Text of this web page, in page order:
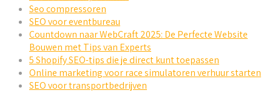
Seo compressoren
SEO voor eventbureau
Countdown naar WebCraft 2025: De Perfecte Website
Bouwen met Tips van Experts
5 Shopify SEO-tips die je direct kunt toepassen
Online marketing voor race simulatoren verhuur starten
SEO voor transportbedrijven